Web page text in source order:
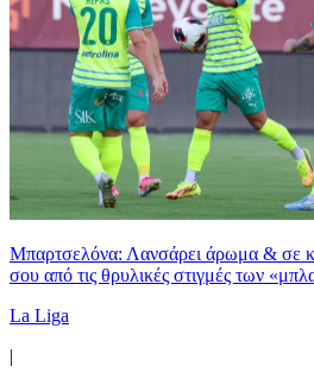
Μπαρτσελόνα: Λανσάρει άρωμα & σε
σου από τις θρυλικές στιγμές των
La Liga
|